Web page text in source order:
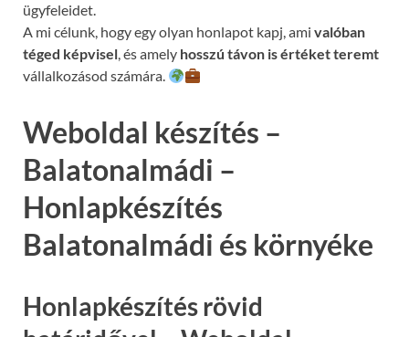
ügyfeleidet.
A mi célunk, hogy egy olyan honlapot kapj, ami valóban
téged képvisel, és amely hosszú távon is értéket teremt
vállalkozásod számára.
Weboldal készítés –
Balatonalmádi –
Honlapkészítés
Balatonalmádi és környéke
Honlapkészítés rövid